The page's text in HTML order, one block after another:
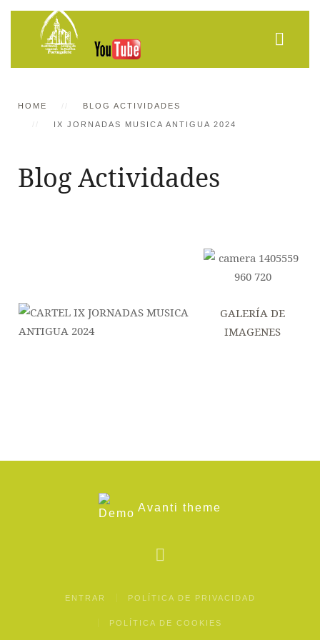
HOME BLOG ACTIVIDADES
IX JORNADAS MUSICA ANTIGUA 2024
Blog Actividades
GALERÍA DE
IMAGENES
Avanti theme
ENTRAR POLÍTICA DE PRIVACIDAD
POLÍTICA DE COOKIES